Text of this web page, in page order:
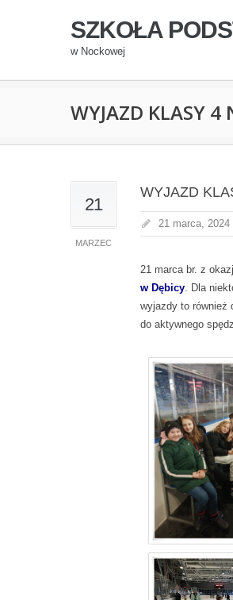
SZKOŁA
w Nockowej
WYJAZD KLASY 4
21
MARZEC
WYJAZD
21 marca, 2024
21 marca br. z
w Dębicy. Dla
wyjazdy to również
do aktywnego